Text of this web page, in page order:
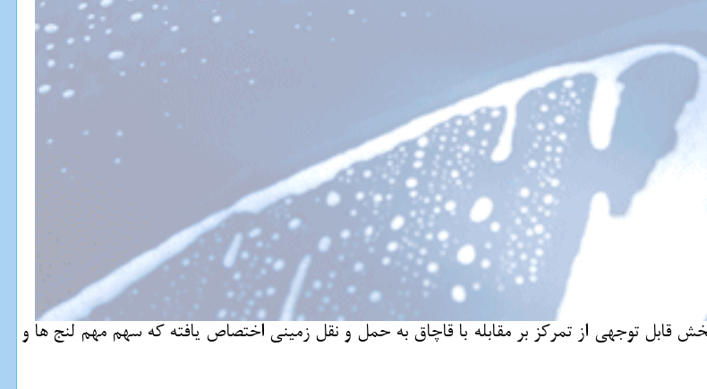
قابل توجهی از تمركز بر مقابله با قاچاق به حمل و نقل زمینی اختصاص یافته كه سهم مهم لنج ها و